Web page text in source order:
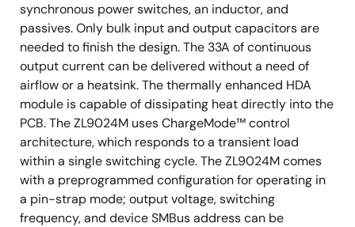
synchronous power switches, an inductor, and
passives. Only bulk input and output capacitors are
needed to finish the design. The 33A of continuous
output current can be delivered without a need of
airflow or a heatsink. The thermally enhanced HDA
module is capable of dissipating heat directly into the
PCB. The ZL9024M uses ChargeMode™ control
architecture, which responds to a transient load
within a single switching cycle. The ZL9024M comes
with a preprogrammed configuration for operating in
a pin-strap mode; output voltage, switching
frequency, and device SMBus address can be